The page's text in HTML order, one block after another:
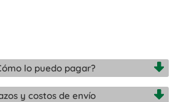
lo puedo pagar?
y costos de envío